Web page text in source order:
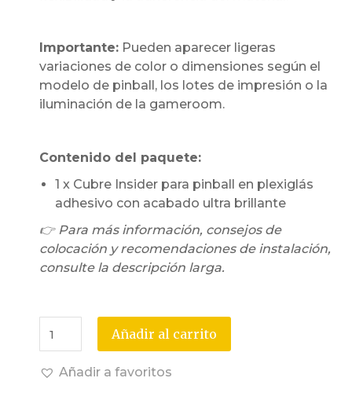
Importante: Pueden aparecer ligeras
variaciones de color o dimensiones según el
modelo de pinball, los lotes de impresión o la
iluminación de la gameroom.
Contenido del paquete:
1 x Cubre Insider para pinball en plexiglás
adhesivo con acabado ultra brillante
👉 Para más información, consejos de
colocación y recomendaciones de instalación,
consulte la descripción larga.
Añadir al carrito
Añadir a favoritos